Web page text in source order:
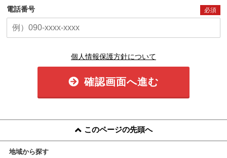
電話番号 必須
個人情報保護方針について
確認画面へ進む
このページの先頭へ
地域から探す